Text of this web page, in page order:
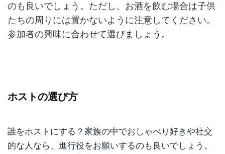
のも良いでしょう。ただし、お酒を飲む場合は子供
たちの周りには置かないように注意してください。
参加者の興味に合わせて選びましょう。
ホストの選び方
誰をホストにする？家族の中でおしゃべり好きや社交
的な人なら、進行役をお願いするのも良いでしょう。